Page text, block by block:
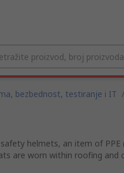
bezbednost, testiranje i IT /
helmets, an item of
are worn within roofing